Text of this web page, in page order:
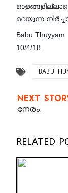
മറയുന്ന
Babu Thuyyam
10/4/18.
നേരം.